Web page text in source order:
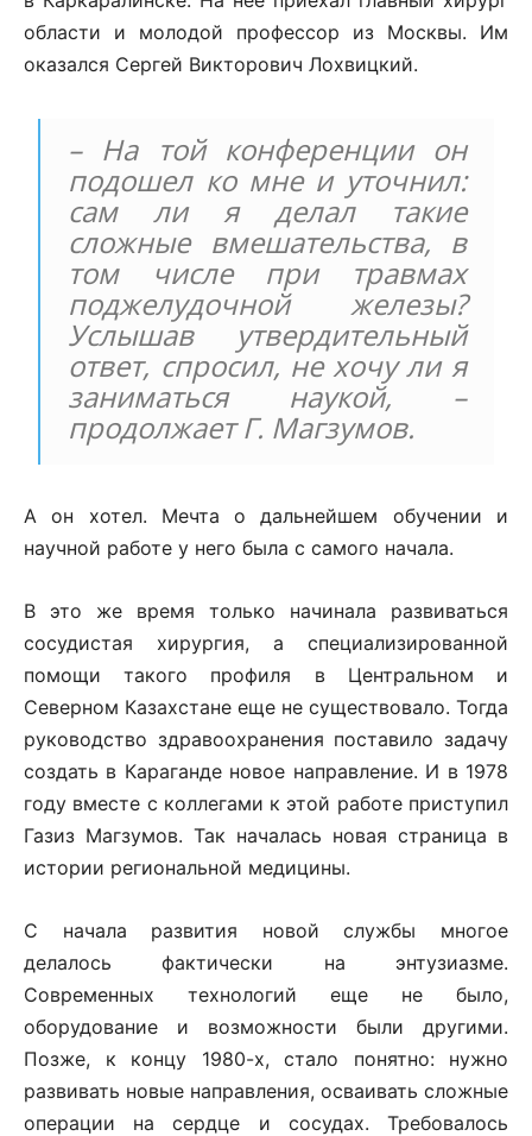
области и молодой профессор из Москвы. Им
оказался Сергей Викторович Лохвицкий.
– На той конференции он
подошел ко мне и уточнил:
сам ли я делал такие
сложные вмешательства, в
том числе при травмах
поджелудочной железы?
Услышав утвердительный
ответ, спросил, не хочу ли я
заниматься наукой, –
продолжает Г. Магзумов.
А он хотел. Мечта о дальнейшем обучении и
научной работе у него была с самого начала.
В это же время только начинала развиваться
сосудистая хирургия, а специализированной
помощи такого профиля в Центральном и
Северном Казахстане еще не существовало. Тогда
руководство здравоохранения поставило задачу
создать в Караганде новое направление. И в 1978
году вместе с коллегами к этой работе приступил
Газиз Магзумов. Так началась новая страница в
истории региональной медицины.
С начала развития новой службы многое
делалось фактически на энтузиазме.
Современных технологий еще не было,
оборудование и возможности были другими.
Позже, к концу 1980-х, стало понятно: нужно
развивать новые направления, осваивать сложные
операции на сердце и сосудах. Требовалось